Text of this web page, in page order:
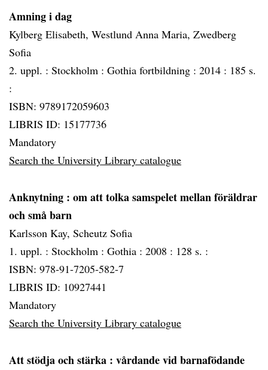
Amning i dag
Kylberg Elisabeth, Westlund Anna Maria, Zwedberg
Sofia
2. uppl. : Stockholm : Gothia fortbildning : 2014 : 185 s.
:
ISBN: 9789172059603
LIBRIS ID: 15177736
Mandatory
Search the University Library catalogue
Anknytning : om att tolka samspelet mellan föräldrar
och små barn
Karlsson Kay, Scheutz Sofia
1. uppl. : Stockholm : Gothia : 2008 : 128 s. :
ISBN: 978-91-7205-582-7
LIBRIS ID: 10927441
Mandatory
Search the University Library catalogue
Att stödja och stärka : vårdande vid barnafödande